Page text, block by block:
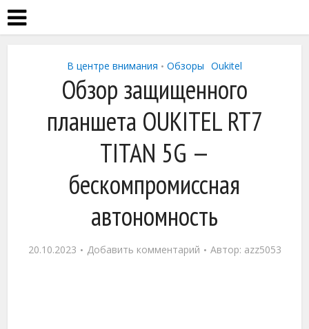
В центре внимания • Обзоры Oukitel
Обзор защищенного
планшета OUKITEL RT7
TITAN 5G —
бескомпромиссная
автономность
20.10.2023 Добавить комментарий Автор: azz5053